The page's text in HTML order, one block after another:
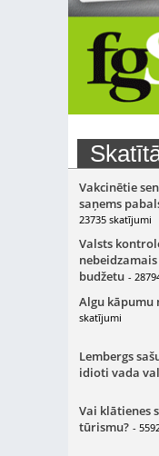
Vakcinētie
saņems
23735 skatījumi
Valsts
budžetu -
Algu kāpumu
skatījumi
Lembergs
idioti vada
Vai klātienes
tūrismu? -